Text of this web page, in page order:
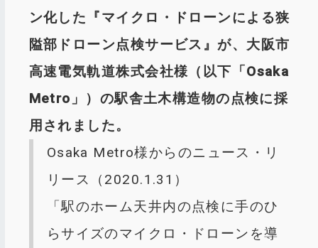
ン化した『マイクロ・ドローンによる狭
隘部ドローン点検サービス』が、大阪市
高速電気軌道株式会社様（以下「Osaka
Metro」）の駅舎土木構造物の点検に採
用されました。
Osaka Metro様からのニュース・リ
リース（2020.1.31）
「駅のホーム天井内の点検に手のひ
らサイズのマイクロ・ドローンを導